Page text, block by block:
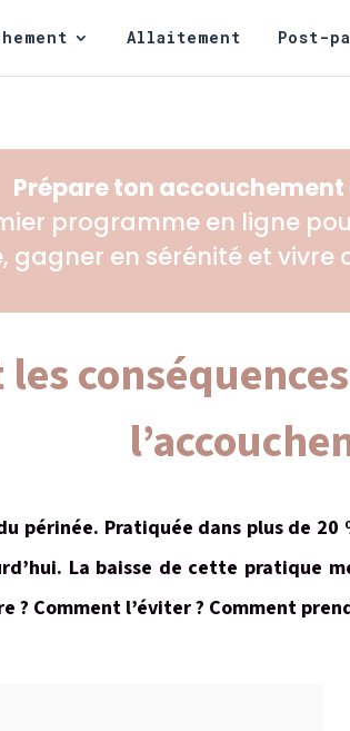
Allaitement Post-
Prépare ton
programme en ligne
gagner en sérénité et vivre
les
périnée. Pratiquée dans plus de
La baisse de cette pratique
? Comment l’éviter ? Comment